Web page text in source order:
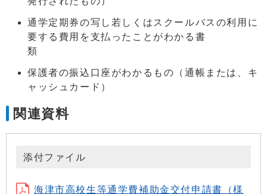
通学定期券の写し若しくはスクールバスの利用に
要する費用を支払ったことがわかる書
保護者の振込口座がわかるもの（通帳または、キ
ャッシュカード）
関連資料
添付ファイル
海津市高校生等通学費補助金交付申請書（様